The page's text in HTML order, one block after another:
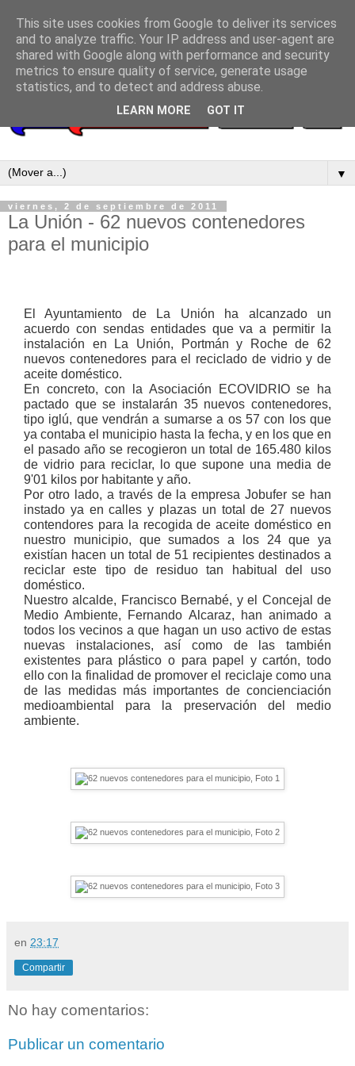
▼
viernes, 2 de septiembre de 2011
La Unión - 62 nuevos contenedores
para el municipio
El Ayuntamiento de La Unión ha alcanzado un
acuerdo con sendas entidades que va a permitir la
instalación en La Unión, Portmán y Roche de 62
nuevos contenedores para el reciclado de vidrio y de
aceite doméstico.
En concreto, con la Asociación ECOVIDRIO se ha
pactado que se instalarán 35 nuevos contenedores,
tipo iglú, que vendrán a sumarse a os 57 con los que
ya contaba el municipio hasta la fecha, y en los que en
el pasado año se recogieron un total de 165.480 kilos
de vidrio para reciclar, lo que supone una media de
9'01 kilos por habitante y año.
Por otro lado, a través de la empresa Jobufer se han
instado ya en calles y plazas un total de 27 nuevos
contendores para la recogida de aceite doméstico en
nuestro municipio, que sumados a los 24 que ya
existían hacen un total de 51 recipientes destinados a
reciclar este tipo de residuo tan habitual del uso
doméstico.
Nuestro alcalde, Francisco Bernabé, y el Concejal de
Medio Ambiente, Fernando Alcaraz, han animado a
todos los vecinos a que hagan un uso activo de estas
nuevas instalaciones, así como de las también
existentes para plástico o para papel y cartón, todo
ello con la finalidad de promover el reciclaje como una
de las medidas más importantes de concienciación
medioambiental para la preservación del medio
ambiente.
en 23:17
Compartir
No hay comentarios:
Publicar un comentario
This site uses cookies from Google to deliver its services
and to analyze traffic. Your IP address and user-agent are
shared with Google along with performance and security
metrics to ensure quality of service, generate usage
statistics, and to detect and address abuse.
LEARN MORE GOT IT